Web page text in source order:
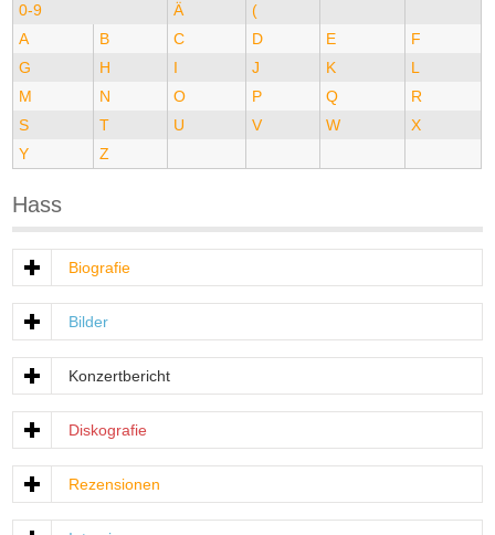
0-9 Ä
(
A
B C D E
F
G
H I J K
L
M
N O P Q
R
S
T U V W
X
Y
Z
Hass
Biografie
Bilder
Konzertbericht
Diskografie
Rezensionen